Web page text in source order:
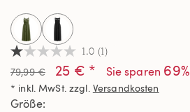
1.0
von
5
Sternen,
Durchschnittswert
1.0 (1)
79,99 € 25 € * Sie sparen 69%
* inkl. MwSt. zzgl. Versandkosten
selected
Größe